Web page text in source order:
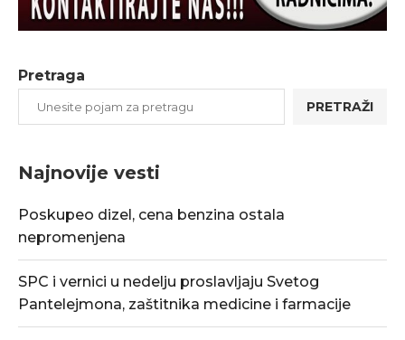
Pretraga
PRETRAŽI
Najnovije vesti
Poskupeo dizel, cena benzina ostala
nepromenjena
SPC i vernici u nedelju proslavljaju Svetog
Pantelejmona, zaštitnika medicine i farmacije